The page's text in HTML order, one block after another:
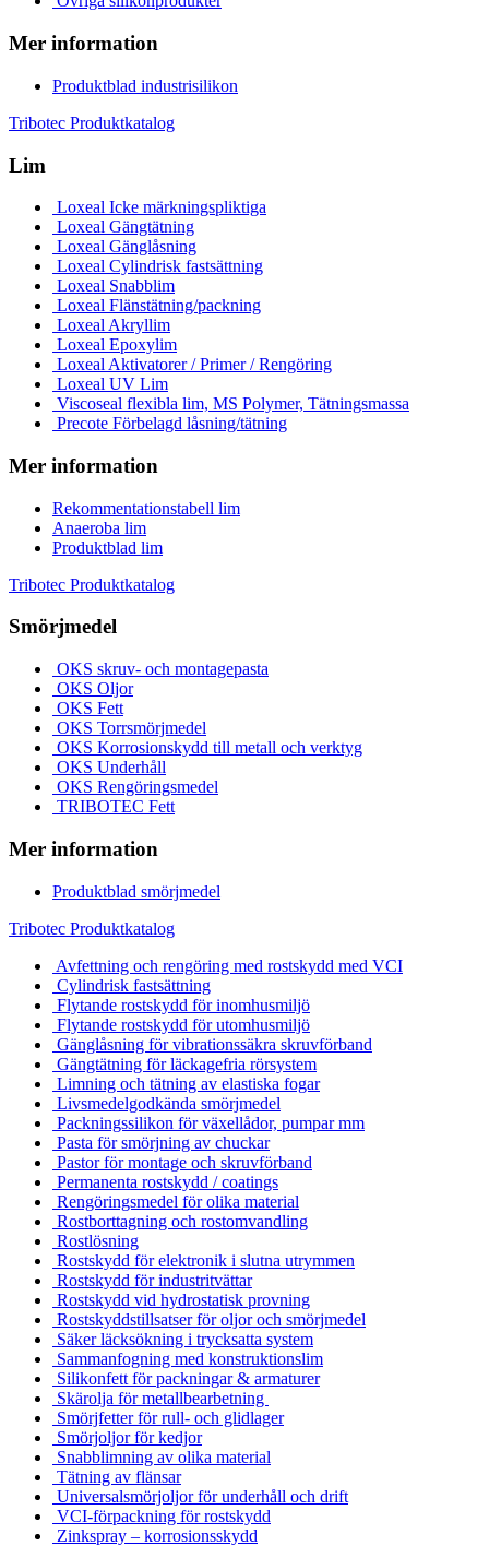
Mer information
Produktblad industrisilikon
Tribotec Produktkatalog
Lim
Loxeal Icke märkningspliktiga
Loxeal Gängtätning
Loxeal Gänglåsning
Loxeal Cylindrisk fastsättning
Loxeal Snabblim
Loxeal Flänstätning/packning
Loxeal Akryllim
Loxeal Epoxylim
Loxeal Aktivatorer / Primer / Rengöring
Loxeal UV Lim
Viscoseal flexibla lim, MS Polymer, Tätningsmassa
Precote Förbelagd låsning/tätning
Mer information
Rekommentationstabell lim
Anaeroba lim
Produktblad lim
Tribotec Produktkatalog
Smörjmedel
OKS skruv- och montagepasta
OKS Oljor
OKS Fett
OKS Torrsmörjmedel
OKS Korrosionskydd till metall och verktyg
OKS Underhåll
OKS Rengöringsmedel
TRIBOTEC Fett
Mer information
Produktblad smörjmedel
Tribotec Produktkatalog
Avfettning och rengöring med rostskydd med VCI
Cylindrisk fastsättning
Flytande rostskydd för inomhusmiljö
Flytande rostskydd för utomhusmiljö
Gänglåsning för vibrationssäkra skruvförband
Gängtätning för läckagefria rörsystem
Limning och tätning av elastiska fogar
Livsmedelgodkända smörjmedel
Packningssilikon för växellådor, pumpar mm
Pasta för smörjning av chuckar
Pastor för montage och skruvförband
Permanenta rostskydd / coatings
Rengöringsmedel för olika material
Rostborttagning och rostomvandling
Rostlösning
Rostskydd för elektronik i slutna utrymmen
Rostskydd för industritvättar
Rostskydd vid hydrostatisk provning
Rostskyddstillsatser för oljor och smörjmedel
Säker läcksökning i trycksatta system
Sammanfogning med konstruktionslim
Silikonfett för packningar & armaturer
Skärolja för metallbearbetning
Smörjfetter för rull- och glidlager
Smörjoljor för kedjor
Snabblimning av olika material
Tätning av flänsar
Universalsmörjoljor för underhåll och drift
VCI-förpackning för rostskydd
Zinkspray – korrosionsskydd